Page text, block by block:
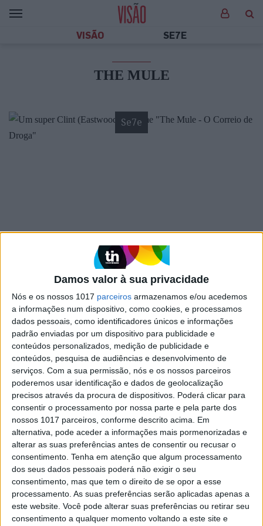
Damos valor à sua privacidade
Nós e os nossos 1017 parceiros armazenamos e/ou acedemos
a informações num dispositivo, como cookies, e processamos
dados pessoais, como identificadores únicos e informações
padrão enviadas por um dispositivo para publicidade e
conteúdos personalizados, medição de publicidade e
conteúdos, pesquisa de audiências e desenvolvimento de
serviços. Com a sua permissão, nós e os nossos parceiros
poderemos usar identificação e dados de geolocalização
precisos através da procura de dispositivos. Poderá clicar para
consentir o processamento por nossa parte e pela parte dos
nossos 1017 parceiros, conforme descrito acima. Em
alternativa, pode aceder a informações mais pormenorizadas e
alterar as suas preferências antes de consentir ou recusar o
consentimento. Tenha em atenção que algum processamento
dos seus dados pessoais poderá não exigir o seu
consentimento, mas que tem o direito de se opor a esse
processamento. As suas preferências serão aplicadas apenas a
este website. Você pode alterar suas preferências ou retirar seu
consentimento a qualquer momento voltando a este site e
VISÃO SE7E
THE MULE
Se7e
Um super Clint (Eastwood) no filme
"The Mule - O Correio de Droga"
Aos 88 anos, Clint Eastwood surpreende com um
excelente filme, de uma humanidade
arrebatadora . The Mule – O Correio de Droga já
se estreou nas salas de cinema
SITES DO GRUPO TRUST IN NEWS
Visão Visão Se7e